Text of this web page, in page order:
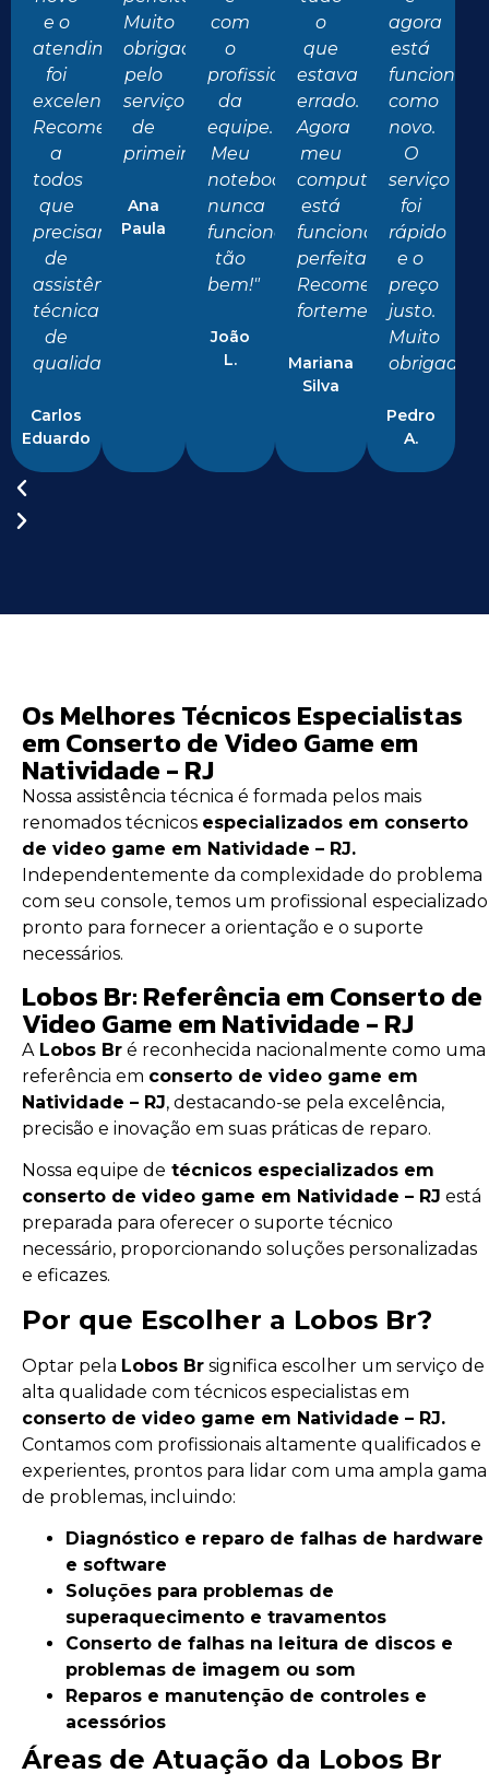
e o
atendimento
foi
excelente.
Recomendo
a
todos
que
precisam
de
assistência
técnica
de
qualidade!"
Carlos
Eduardo
Muito
obrigado
pelo
serviço
de
primeira!"
Ana
Paula
com
o
profissionalismo
da
equipe.
Meu
notebook
nunca
funcionou
tão
bem!"
João
L.
o
que
estava
errado.
Agora
meu
computador
está
funcionando
perfeitamente.
Recomendo
fortemente!"
Mariana
Silva
agora
está
como
novo.
O
serviço
foi
rápido
e o
preço
justo.
Muito
obrigado!"
Pedro
A.
Os Melhores Técnicos Especialistas
em Conserto de Video Game em
Natividade - RJ
Nossa assistência técnica é formada pelos mais
renomados técnicos especializados em conserto
de video game em Natividade – RJ.
Independentemente da complexidade do problema
com seu console, temos um profissional especializado
pronto para fornecer a orientação e o suporte
necessários.
Lobos Br: Referência em Conserto de
Video Game em Natividade - RJ
ALobos Br é reconhecida nacionalmente como uma
referência em conserto de video game em
Natividade – RJ, destacando-se pela excelência,
precisão e inovação em suas práticas de reparo.
Nossa equipe de técnicos especializados em
conserto de video game em Natividade – RJ está
preparada para oferecer o suporte técnico
necessário, proporcionando soluções personalizadas
e eficazes.
Por que Escolher a Lobos Br?
Optar pela Lobos Br significa escolher um serviço de
alta qualidade com técnicos especialistas em
conserto de video game em Natividade – RJ.
Contamos com profissionais altamente qualificados e
experientes, prontos para lidar com uma ampla gama
de problemas, incluindo:
Diagnóstico e reparo de falhas de hardware
e software
Soluções para problemas de
superaquecimento e travamentos
Conserto de falhas na leitura de discos e
problemas de imagem ou som
Reparos e manutenção de controles e
acessórios
Áreas de Atuação da Lobos Br